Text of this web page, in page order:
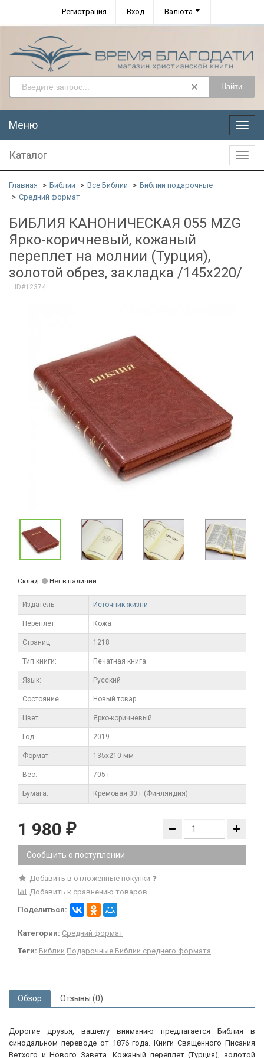
Регистрация Вход Валюта
Найти
Меню
Меню
Каталог
Главная Библии Все Библии
Библии подарочные
Средний формат
БИБЛИЯ КАНОНИЧЕСКАЯ 055 MZG
Ярко-коричневый, кожаный
переплет на молнии (Турция),
золотой обрез, закладка /145х220/
ID#12374
Склад: Нет в наличии
Издатель: Источник жизни
Переплет: Кожа
Cтраниц: 1218
Тип книги: Печатная книга
Язык: Русский
Состояние: Новый товар
Цвет: Ярко-коричневый
Год: 2019
Формат: 135х210 мм
Вес: 705 г
Бумага: Кремовая 30 г (Финляндия)
1 980 ₽
Сообщить о поступлении
Добавить в отложенные покупки
Добавить к сравнению товаров
Поделиться:
Категории: Средний формат
Теги: Библии Подарочные Библии среднего формата
Обзор Отзывы (0)
Дорогие друзья, вашему вниманию предлагается Библия в
синодальном переводе от 1876 года. Книги Священного Писания
Ветхого и Нового Завета. Кожаный переплет (Турция), золотой